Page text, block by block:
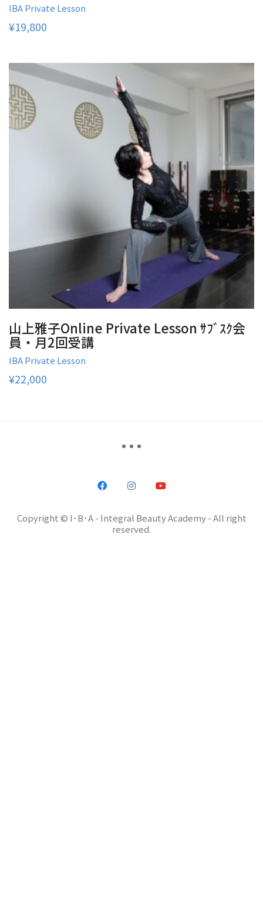
IBA Private Lesson
¥19,800
山上雅子Online Private Lesson ｻﾌﾞｽｸ会
員・月2回受講
IBA Private Lesson
¥22,000
Copyright © I･B･A - Integral Beauty Academy - All right
reserved.